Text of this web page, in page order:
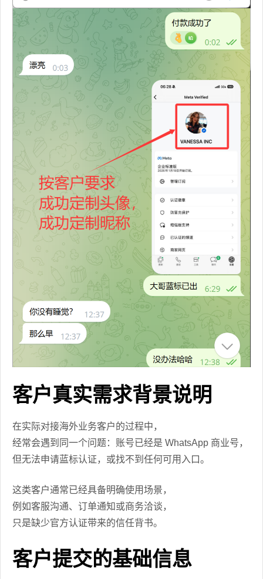
客户真实需求背景说明
在实际对接海外业务客户的过程中，
经常会遇到同一个问题：账号已经是 WhatsApp 商业号，
但无法申请蓝标认证，或找不到任何可用入口。
这类客户通常已经具备明确使用场景，
例如客服沟通、订单通知或商务洽谈，
只是缺少官方认证带来的信任背书。
客户提交的基础信息